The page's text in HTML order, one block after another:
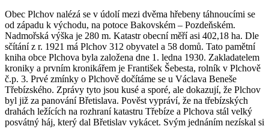
Obec Plchov nalézá se v údolí mezi dvěma hřebeny táhnoucími se
od západu k východu, na potoce Bakovském – Pozdeňském.
Nadmořská výška je 280 m. Katastr obecní měří asi 402,18 ha. Dle
sčítání z r. 1921 má Plchov 312 obyvatel a 58 domů. Tato pamětní
kniha obce Plchova byla založena dne 1. ledna 1930. Zakladatelem
kroniky a prvním kronikářem je František Šebesta, rolník v Plchově
č.p. 3. Prvé zmínky o Plchově dočítáme se u Václava Beneše
Třebízského. Zprávy tyto jsou kusé a sporé, ale dokazují, že Plchov
byl již za panování Břetislava. Pověst vypráví, že na třebízských
drahách ležících na rozhraní katastru Třebíze a Plchova stál velký
posvátný háj, který dal Břetislav vykácet. Svým jednáním nezískal si